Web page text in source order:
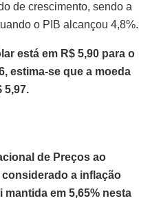
de crescimento, sendo a
o PIB alcançou 4,8%.
está em R$ 5,90 para o
estima-se que a moeda
5,97.
de Preços ao
a inflação
em 5,65% nesta